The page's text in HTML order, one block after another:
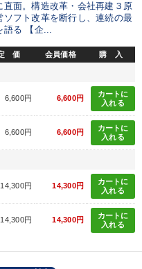
大竹愼一 話し方
業 通信販売
モチベーション
運勢・先見
ブランディング
面。構造改革・会社再建３原
フト改革を断行し、連続の最
語る 【企...
価 会員価格 購 入
6,600円 6,600円
カートに
入れる
6,600円 6,600円
カートに
入れる
14,300円 14,300円
カートに
入れる
14,300円 14,300円
カートに
入れる